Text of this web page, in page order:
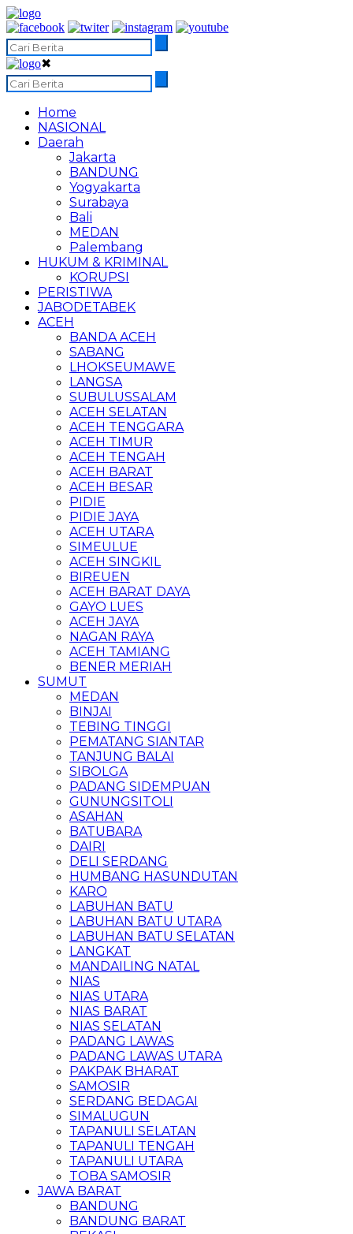
✖
Home
NASIONAL
Daerah
Jakarta
BANDUNG
Yogyakarta
Surabaya
Bali
MEDAN
Palembang
HUKUM & KRIMINAL
KORUPSI
PERISTIWA
JABODETABEK
ACEH
BANDA ACEH
SABANG
LHOKSEUMAWE
LANGSA
SUBULUSSALAM
ACEH SELATAN
ACEH TENGGARA
ACEH TIMUR
ACEH TENGAH
ACEH BARAT
ACEH BESAR
PIDIE
PIDIE JAYA
ACEH UTARA
SIMEULUE
ACEH SINGKIL
BIREUEN
ACEH BARAT DAYA
GAYO LUES
ACEH JAYA
NAGAN RAYA
ACEH TAMIANG
BENER MERIAH
SUMUT
MEDAN
BINJAI
TEBING TINGGI
PEMATANG SIANTAR
TANJUNG BALAI
SIBOLGA
PADANG SIDEMPUAN
GUNUNGSITOLI
ASAHAN
BATUBARA
DAIRI
DELI SERDANG
HUMBANG HASUNDUTAN
KARO
LABUHAN BATU
LABUHAN BATU UTARA
LABUHAN BATU SELATAN
LANGKAT
MANDAILING NATAL
NIAS
NIAS UTARA
NIAS BARAT
NIAS SELATAN
PADANG LAWAS
PADANG LAWAS UTARA
PAKPAK BHARAT
SAMOSIR
SERDANG BEDAGAI
SIMALUGUN
TAPANULI SELATAN
TAPANULI TENGAH
TAPANULI UTARA
TOBA SAMOSIR
JAWA BARAT
BANDUNG
BANDUNG BARAT